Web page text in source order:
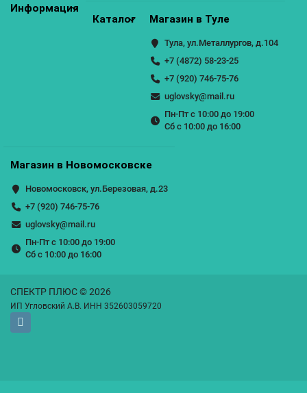
Информация
Каталог
Магазин в Туле
Тула, ул.Металлургов, д.104
+7 (4872) 58-23-25
+7 (920) 746-75-76
uglovsky@mail.ru
Пн-Пт с 10:00 до 19:00
Сб с 10:00 до 16:00
Магазин в Новомосковске
Новомосковск, ул.Березовая, д.23
+7 (920) 746-75-76
uglovsky@mail.ru
Пн-Пт с 10:00 до 19:00
Сб с 10:00 до 16:00
СПЕКТР ПЛЮС © 2026
ИП Угловский А.В. ИНН 352603059720